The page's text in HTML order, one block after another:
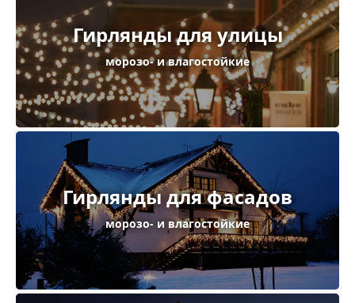
Гирлянды для улицы
морозо- и влагостойкие
Гирлянды для фасадов
морозо- и влагостойкие